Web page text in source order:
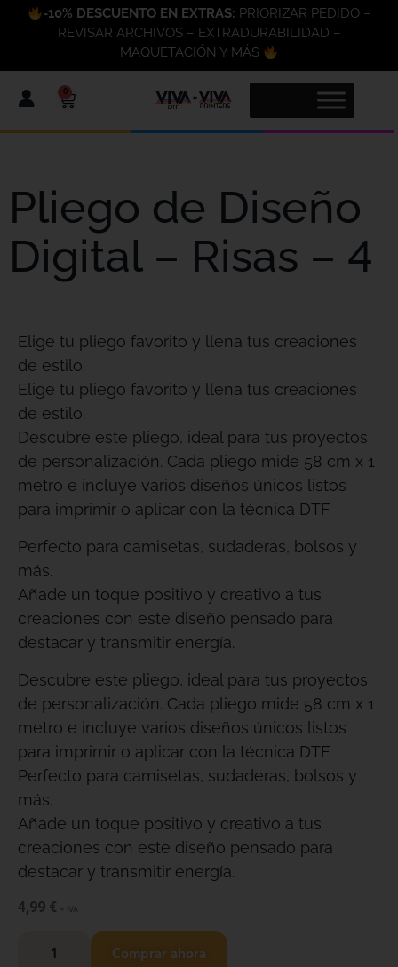
-10% DESCUENTO EN EXTRAS: PRIORIZAR PEDIDO –
REVISAR ARCHIVOS – EXTRADURABILIDAD –
MAQUETACIÓN Y MÁS
0
Pliego de Diseño
Digital – Risas – 4
Elige tu pliego favorito y llena tus creaciones
de estilo.
Elige tu pliego favorito y llena tus creaciones
de estilo.
Descubre este pliego, ideal para tus proyectos
de personalización. Cada pliego mide 58 cm x 1
metro e incluye varios diseños únicos listos
para imprimir o aplicar con la técnica DTF.
Perfecto para camisetas, sudaderas, bolsos y
más.
Añade un toque positivo y creativo a tus
creaciones con este diseño pensado para
destacar y transmitir energía.
Descubre este pliego, ideal para tus proyectos
de personalización. Cada pliego mide 58 cm x 1
metro e incluye varios diseños únicos listos
para imprimir o aplicar con la técnica DTF.
Perfecto para camisetas, sudaderas, bolsos y
más.
Añade un toque positivo y creativo a tus
creaciones con este diseño pensado para
destacar y transmitir energía.
4,99 € + IVA
Comprar ahora